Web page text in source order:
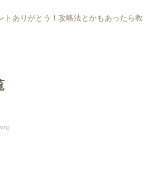
トありがとう！攻略法とかもあったら教